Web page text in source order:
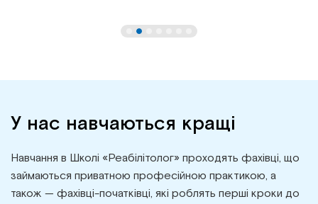
У нас навчаються кращі
Навчання в Школі «Реабілітолог» проходять фахівці, що
займаються приватною професійною практикою, а
також — фахівці-початківці, які роблять перші кроки до